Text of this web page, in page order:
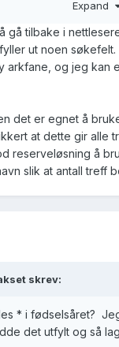
og har slått
Expand
gå tilbake i
ut noen
arkfane, og jeg kan
det er egnet å
at dette gir alle
reserveløsning å
slik at antall treff
skrev:
* i fødselsåret?
det utfylt og så